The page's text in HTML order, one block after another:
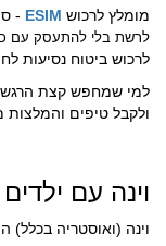
מומלץ לרכוש ESIM
-
לרשת בלי להתעסק עם
לרכוש ביטוח נסיעות
למי שמחפש קצת
ולקבל טיפים והמלצות
וינה עם ילדים
וינה (ואוסטריה בכלל)